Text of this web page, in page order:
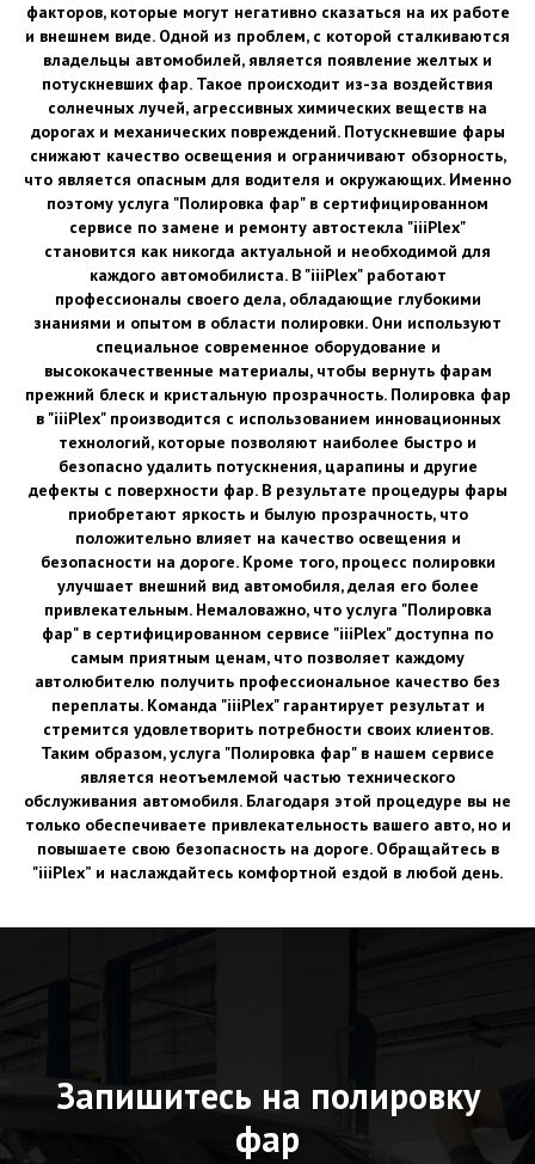
факторов, которые могут негативно сказаться на их работе
и внешнем виде. Одной из проблем, с которой сталкиваются
владельцы автомобилей, является появление желтых и
потускневших фар. Такое происходит из-за воздействия
солнечных лучей, агрессивных химических веществ на
дорогах и механических повреждений. Потускневшие фары
снижают качество освещения и ограничивают обзорность,
что является опасным для водителя и окружающих. Именно
поэтому услуга "Полировка фар" в сертифицированном
сервисе по замене и ремонту автостекла "iiiPlex"
становится как никогда актуальной и необходимой для
каждого автомобилиста. В "iiiPlex" работают
профессионалы своего дела, обладающие глубокими
знаниями и опытом в области полировки. Они используют
специальное современное оборудование и
высококачественные материалы, чтобы вернуть фарам
прежний блеск и кристальную прозрачность. Полировка фар
в "iiiPlex" производится с использованием инновационных
технологий, которые позволяют наиболее быстро и
безопасно удалить потускнения, царапины и другие
дефекты с поверхности фар. В результате процедуры фары
приобретают яркость и былую прозрачность, что
положительно влияет на качество освещения и
безопасности на дороге. Кроме того, процесс полировки
улучшает внешний вид автомобиля, делая его более
привлекательным. Немаловажно, что услуга "Полировка
фар" в сертифицированном сервисе "iiiPlex" доступна по
самым приятным ценам, что позволяет каждому
автолюбителю получить профессиональное качество без
переплаты. Команда "iiiPlex" гарантирует результат и
стремится удовлетворить потребности своих клиентов.
Таким образом, услуга "Полировка фар" в нашем сервисе
является неотъемлемой частью технического
обслуживания автомобиля. Благодаря этой процедуре вы не
только обеспечиваете привлекательность вашего авто, но и
повышаете свою безопасность на дороге. Обращайтесь в
"iiiPlex” и наслаждайтесь комфортной ездой в любой день.
Запишитесь на полировку
фар